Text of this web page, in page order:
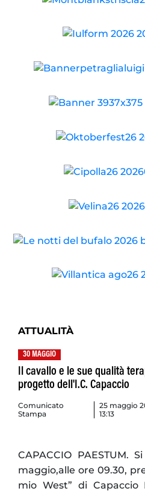
ATTUALITÀ
30 MAGGIO
Il cavallo e le sue qualità
progetto dell'I.C. Capaccio
Comunicato
Stampa
25 maggio
13:13
CAPACCIO PAESTUM.
maggio,alle ore 09.30,
mio West” di